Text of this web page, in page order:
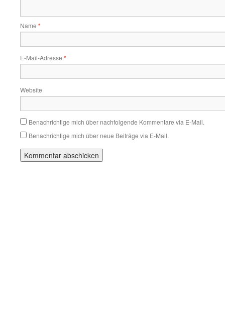
Name *
E-Mail-Adresse *
Website
Benachrichtige mich über nachfolgende Kommentare via E-Mail.
Benachrichtige mich über neue Beiträge via E-Mail.